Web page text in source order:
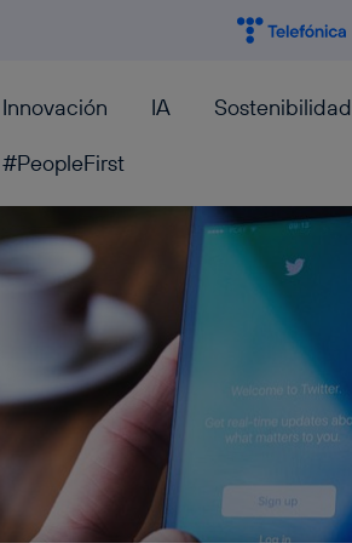
Innovación IA Sostenibilidad
#PeopleFirst